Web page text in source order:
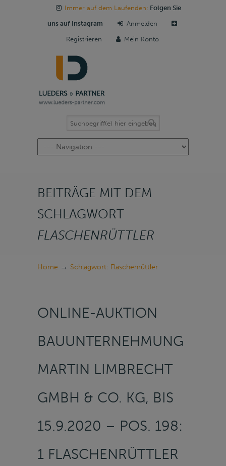
Immer auf dem Laufenden: Folgen Sie
uns auf Instagram Anmelden
Registrieren Mein Konto
Navigation
BEITRÄGE MIT DEM
SCHLAGWORT
FLASCHENRÜTTLER
Home → Schlagwort: Flaschenrüttler
ONLINE-AUKTION
BAUUNTERNEHMUNG
MARTIN LIMBRECHT
GMBH & CO. KG, BIS
15.9.2020 – POS. 198:
1 FLASCHENRÜTTLER